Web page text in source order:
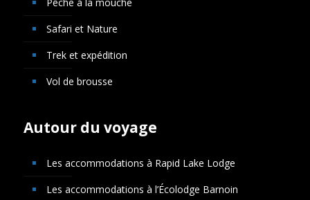
Safari et Nature
Trek et expédition
Vol de brousse
Autour du voyage
Les accommodations à Rapid Lake Lodge
Les accommodations à l’Écolodge Barnoin